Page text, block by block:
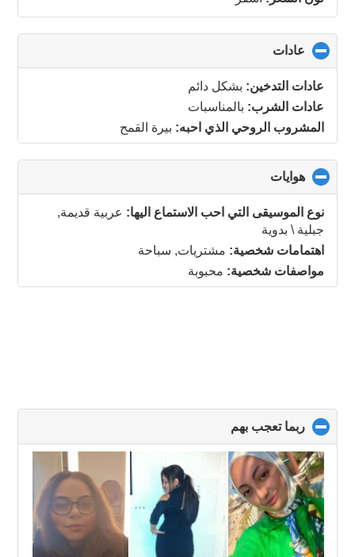
عادات
to
collapse
contents
عادات التدخين: بشكل دائم
عادات الشرب: بالمناسبات
المشروب الروحي الذي احبه: بيرة القمح
هوايات
to
collapse
contents
نوع الموسيقى التي احب الاستماع اليها: عربية قديمة,
جبلية \ بدوية
اهتمامات شخصية: مشتريات, سباحة
مواصفات شخصية: محبوبة
ربما تعجب بهم
to
collapse
contents